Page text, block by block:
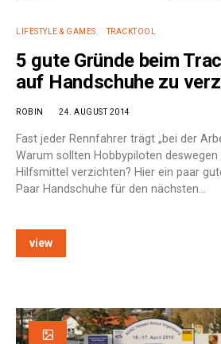
LIFESTYLE & GAMES TRACKTOOL
5 gute Gründe beim
auf Handschuhe zu
ROBIN 24. AUGUST 2014
Fast jeder Rennfahrer trägt „bei der
Warum sollten Hobbypiloten
Hilfsmittel verzichten? Hier ein paar
Paar Handschuhe für den nächsten…
view